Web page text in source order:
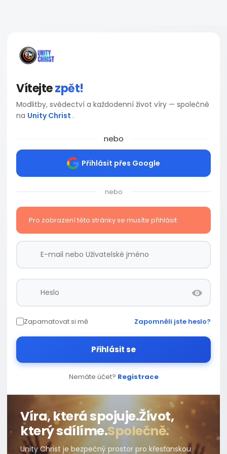
Vítejtezpět!
Modlitby, svědectví a každodenní život víry — společně
na Unity Christ .
nebo
Přihlásit přes Google
nebo
Pro zobrazení této stránky se musíte přihlásit
Zapamatovat si mě Zapomněli jste heslo?
Přihlásit se
Nemáte účet? Registrace
Víra, která spojuje.Život,
který sdílíme.Společně.
Unity Christ je bezpečný prostor pro křesťanskou